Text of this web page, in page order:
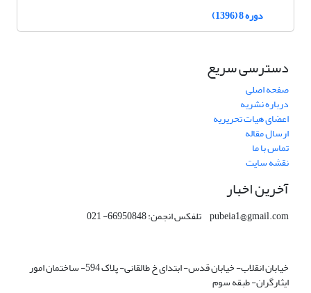
دوره 8 (1396)
دسترسی سریع
صفحه اصلی
درباره نشریه
اعضای هیات تحریریه
ارسال مقاله
تماس با ما
نقشه سایت
آخرین اخبار
pubeia1@gmail.com تلفکس انجمن: 66950848- 021
خیابان انقلاب- خیابان قدس- ابتدای خ طالقانی- پلاک 594- ساختمان امور
ایثارگران- طبقه سوم